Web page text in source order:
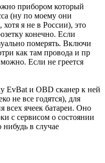
прибором который
(ну по моему они
хотя я не в России), это
конечно. Если
померять. Включи
как там провода и пр
Если не греется
EvBat и OBD сканер к ней
не все годятся), для
всех ячеек батареи. Оно
с сервисом о состоянии
в случае